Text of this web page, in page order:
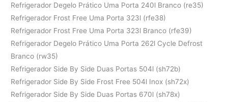
Refrigerador Degelo Prático Uma Porta 240l Branco (re35)
Refrigerador Frost Free Uma Porta 323l (rfe38)
Refrigerador Frost Free Uma Porta 323l Branco (rfe39)
Refrigerador Degelo Prático Uma Porta 262l Cycle Defrost
Branco (rw35)
Refrigerador Side By Side Duas Portas 504l (sh72b)
Refrigerador Side By Side Frost Free 504l Inox (sh72x)
Refrigerador Side By Side Duas Portas 670l (sh78x)